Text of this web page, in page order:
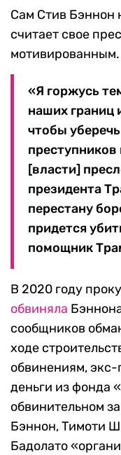
Сам Стив Бэннон
считает свое
мотивированным.
«Я горжусь
наших границ
чтобы
[власти]
президента
перестану
придется
помощник
В 2020 году
обвиняла
сообщников
ходе
обвинениям,
деньги из фонда
обвинительном
Бэннон, Тимоти
Бадолато